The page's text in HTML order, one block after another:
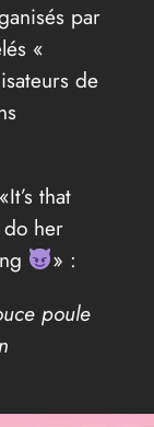
par
«
de
that
her
» :
poule